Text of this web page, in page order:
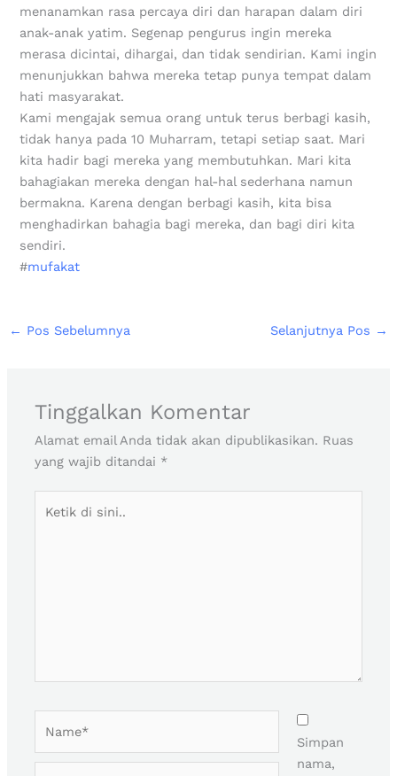
menanamkan rasa percaya diri dan harapan dalam diri
anak-anak yatim. Segenap pengurus ingin mereka
merasa dicintai, dihargai, dan tidak sendirian. Kami ingin
menunjukkan bahwa mereka tetap punya tempat dalam
hati masyarakat.
Kami mengajak semua orang untuk terus berbagi kasih,
tidak hanya pada 10 Muharram, tetapi setiap saat. Mari
kita hadir bagi mereka yang membutuhkan. Mari kita
bahagiakan mereka dengan hal-hal sederhana namun
bermakna. Karena dengan berbagi kasih, kita bisa
menghadirkan bahagia bagi mereka, dan bagi diri kita
sendiri.
#mufakat
← Pos Sebelumnya Selanjutnya Pos →
Tinggalkan Komentar
Alamat email Anda tidak akan dipublikasikan. Ruas
yang wajib ditandai *
Simpan
nama,